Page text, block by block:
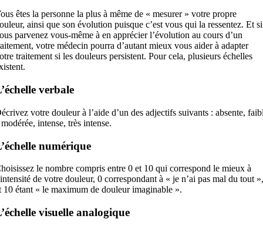
êtes la personne la plus à même de « mesurer » votre propre
ainsi que son évolution puisque c’est vous qui la ressentez. Et si
parvenez vous-même à en apprécier l’évolution au cours d’un
votre médecin pourra d’autant mieux vous aider à adapter
traitement si les douleurs persistent. Pour cela, plusieurs échelles
verbale
votre douleur à l’aide d’un des adjectifs suivants : absente,
intense, très intense.
numérique
le nombre compris entre 0 et 10 qui correspond le mieux à
de votre douleur, 0 correspondant à « je n’ai pas mal du tout »,
10 étant « le maximum de douleur imaginable ».
visuelle analogique